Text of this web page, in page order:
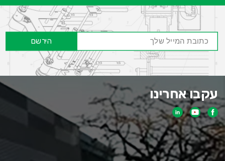
הירשם
עקבו אחרינו